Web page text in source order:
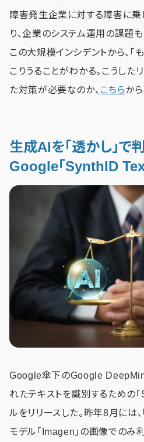
障害発生企業に対する障害に
り、企業のシステム運用の課題も
この大規模インシデントから、「
こりうることがわかる。こうした
た対策が必要なのか、 こちらか
生成AIを「透かし」で
Google「SynthID
Google傘下のGoogle
れたテキストを識別するための
ルをリリースした。昨年8月には
モデル「Imagen」の画像でのみ